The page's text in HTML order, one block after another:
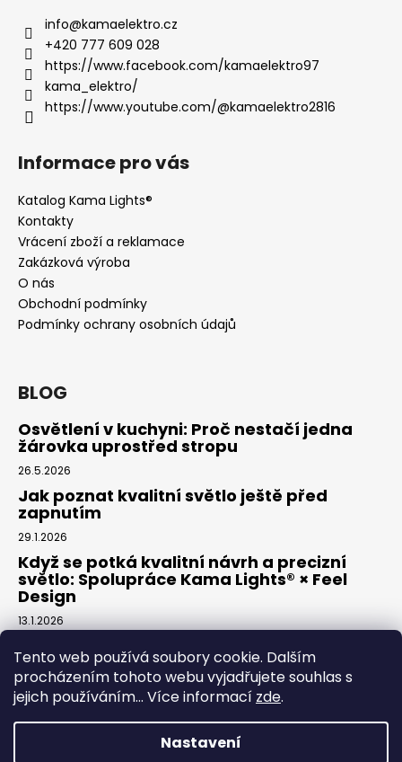
Tento web používá soubory cookie. Dalším
procházením tohoto webu vyjadřujete souhlas s
jejich používáním... Více informací zde.
Nastavení
info@kamaelektro.cz
+420 777 609 028
https://www.facebook.com/kamaelektro97
kama_elektro/
https://www.youtube.com/@kamaelektro2816
Informace pro vás
Katalog Kama Lights®
Kontakty
Vrácení zboží a reklamace
Zakázková výroba
O nás
Obchodní podmínky
Podmínky ochrany osobních údajů
BLOG
Osvětlení v kuchyni: Proč nestačí jedna
žárovka uprostřed stropu
26.5.2026
Jak poznat kvalitní světlo ještě před
zapnutím
29.1.2026
Když se potká kvalitní návrh a precizní
světlo: Spolupráce Kama Lights® × Feel
Design
13.1.2026
Facebook
Kama elektro